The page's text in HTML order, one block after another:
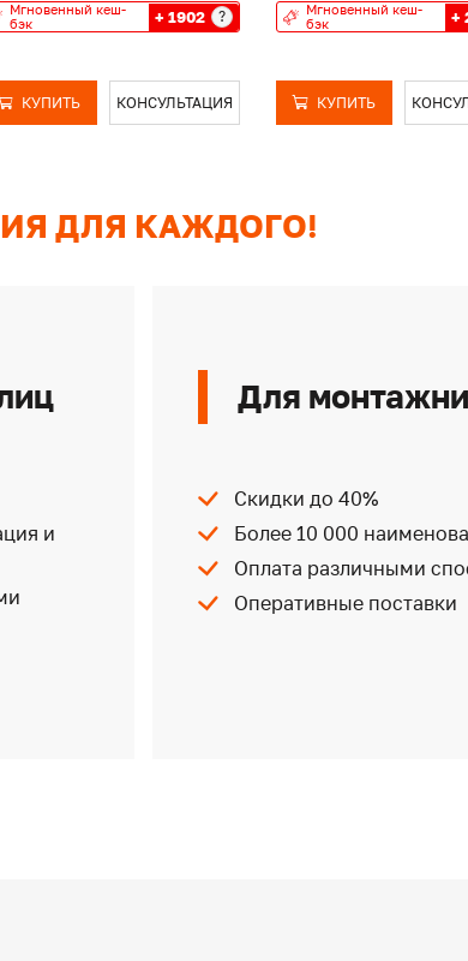
Мгновенный кеш-
бэк
+ 1902 ?
КУПИТЬ КОНСУЛЬТАЦИЯ
Мгновенный кеш-
бэк
+
КУПИТЬ
ДЛЯ КАЖДОГО!
и
Для
Скидки до 40%
Более 10 000
Оплата различными
Оперативные поставки